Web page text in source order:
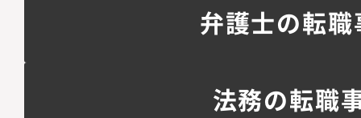
弁護士の転
法務の転職